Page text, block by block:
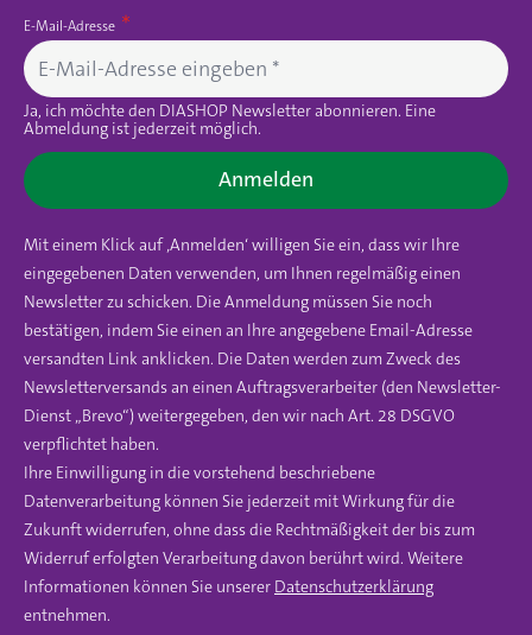
E-Mail-Adresse
Ja, ich möchte den DIASHOP Newsletter abonnieren. Eine
Abmeldung ist jederzeit möglich.
Anmelden
Mit einem Klick auf ‚Anmelden‘ willigen Sie ein, dass wir Ihre
eingegebenen Daten verwenden, um Ihnen regelmäßig einen
Newsletter zu schicken. Die Anmeldung müssen Sie noch
bestätigen, indem Sie einen an Ihre angegebene Email-Adresse
versandten Link anklicken. Die Daten werden zum Zweck des
Newsletterversands an einen Auftragsverarbeiter (den Newsletter-
Dienst „Brevo“) weitergegeben, den wir nach Art. 28 DSGVO
verpflichtet haben.
Ihre Einwilligung in die vorstehend beschriebene
Datenverarbeitung können Sie jederzeit mit Wirkung für die
Zukunft widerrufen, ohne dass die Rechtmäßigkeit der bis zum
Widerruf erfolgten Verarbeitung davon berührt wird. Weitere
Informationen können Sie unserer Datenschutzerklärung
entnehmen.